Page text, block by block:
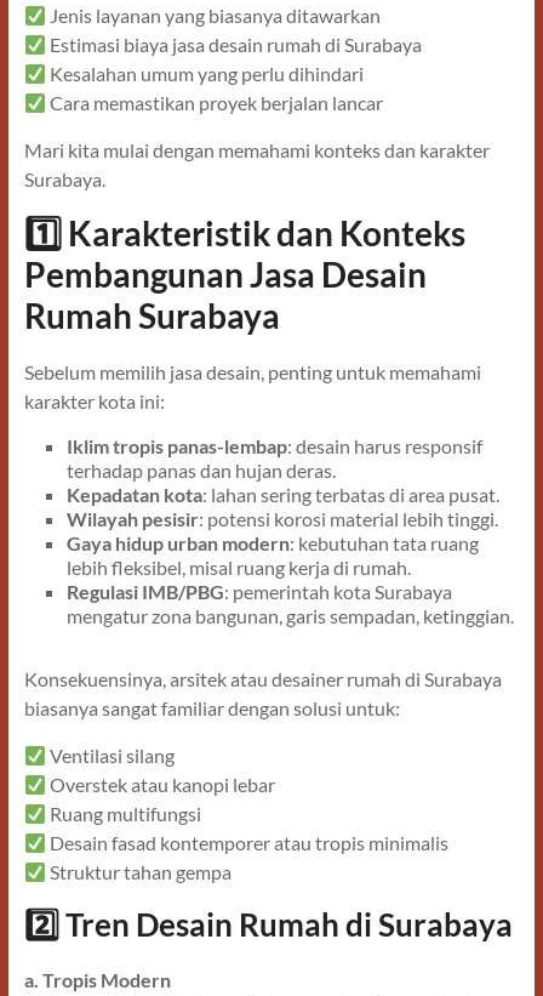
Jenis layanan yang biasanya ditawarkan
Estimasi biaya jasa desain rumah di Surabaya
Kesalahan umum yang perlu dihindari
Cara memastikan proyek berjalan lancar
Mari kita mulai dengan memahami konteks dan karakter
Surabaya.
1️Karakteristik dan Konteks
Pembangunan Jasa Desain
Rumah Surabaya
Sebelum memilih jasa desain, penting untuk memahami
karakter kota ini:
Iklim tropis panas-lembap: desain harus responsif
terhadap panas dan hujan deras.
Kepadatan kota: lahan sering terbatas di area pusat.
Wilayah pesisir: potensi korosi material lebih tinggi.
Gaya hidup urban modern: kebutuhan tata ruang
lebih fleksibel, misal ruang kerja di rumah.
Regulasi IMB/PBG: pemerintah kota Surabaya
mengatur zona bangunan, garis sempadan, ketinggian.
Konsekuensinya, arsitek atau desainer rumah di Surabaya
biasanya sangat familiar dengan solusi untuk:
Ventilasi silang
Overstek atau kanopi lebar
Ruang multifungsi
Desain fasad kontemporer atau tropis minimalis
Struktur tahan gempa
2️Tren Desain Rumah di Surabaya
a. Tropis Modern